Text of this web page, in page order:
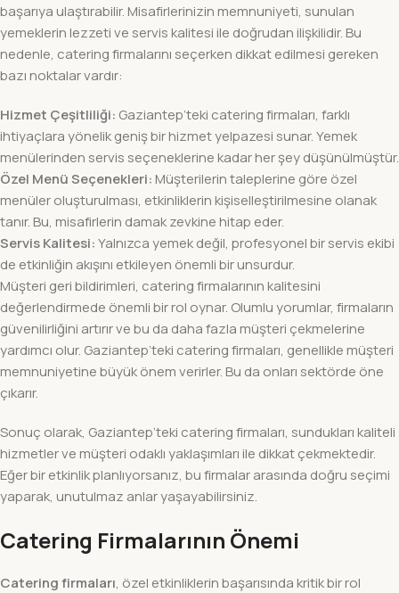
başarıya ulaştırabilir. Misafirlerinizin memnuniyeti, sunulan
yemeklerin lezzeti ve servis kalitesi ile doğrudan ilişkilidir. Bu
nedenle, catering firmalarını seçerken dikkat edilmesi gereken
bazı noktalar vardır:
Hizmet Çeşitliliği: Gaziantep’teki catering firmaları, farklı
ihtiyaçlara yönelik geniş bir hizmet yelpazesi sunar. Yemek
menülerinden servis seçeneklerine kadar her şey düşünülmüştür.
Özel Menü Seçenekleri: Müşterilerin taleplerine göre özel
menüler oluşturulması, etkinliklerin kişiselleştirilmesine olanak
tanır. Bu, misafirlerin damak zevkine hitap eder.
Servis Kalitesi:Yalnızca yemek değil, profesyonel bir servis ekibi
de etkinliğin akışını etkileyen önemli bir unsurdur.
Müşteri geri bildirimleri, catering firmalarının kalitesini
değerlendirmede önemli bir rol oynar. Olumlu yorumlar, firmaların
güvenilirliğini artırır ve bu da daha fazla müşteri çekmelerine
yardımcı olur. Gaziantep’teki catering firmaları, genellikle müşteri
memnuniyetine büyük önem verirler. Bu da onları sektörde öne
çıkarır.
Sonuç olarak, Gaziantep’teki catering firmaları, sundukları kaliteli
hizmetler ve müşteri odaklı yaklaşımları ile dikkat çekmektedir.
Eğer bir etkinlik planlıyorsanız, bu firmalar arasında doğru seçimi
yaparak, unutulmaz anlar yaşayabilirsiniz.
Catering Firmalarının Önemi
Catering firmaları, özel etkinliklerin başarısında kritik bir rol